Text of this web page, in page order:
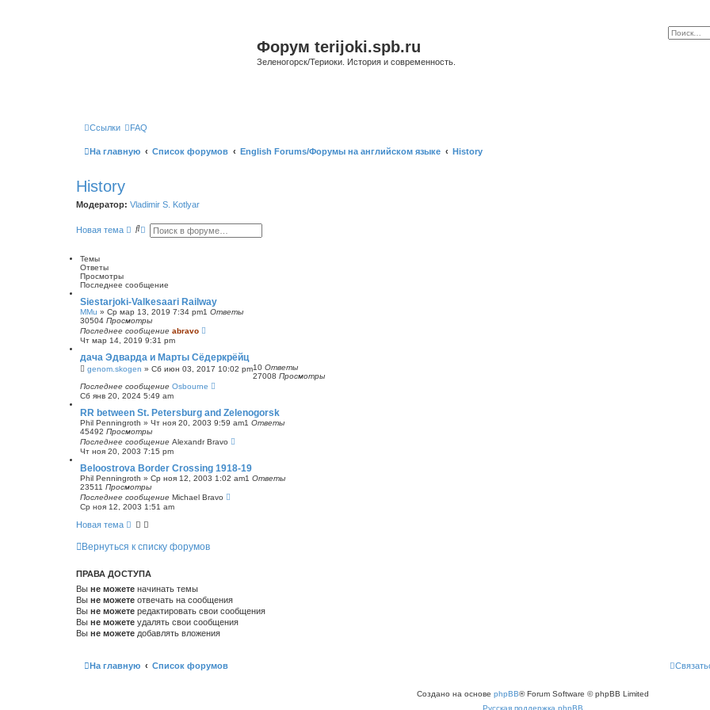
Форум terijoki.spb.ru
Зеленогорск/Териоки. История и современность.
Ссылки FAQ
На главную Список форумов English Forums/Форумы на английском языке History
History
Модератор: Vladimir S. Kotlyar
Новая тема
П Р
е
н
ы
й
п
о
с
к
Темы
Ответы
Просмотры
Последнее сообщение
Siestarjoki-Valkesaari Railway
MMu » Ср мар 13, 2019 7:34 pm1 Ответы
30504 Просмотры
Последнее сообщение abravo
Чт мар 14, 2019 9:31 pm
дача Эдварда и Марты Сёдеркрёйц
genom.skogen » Сб июн 03, 2017 10:02 pm10 Ответы
27008 Просмотры
Последнее сообщение Osbourne
Сб янв 20, 2024 5:49 am
RR between St. Petersburg and Zelenogorsk
Phil Penningroth » Чт ноя 20, 2003 9:59 am1 Ответы
45492 Просмотры
Последнее сообщение Alexandr Bravo
Чт ноя 20, 2003 7:15 pm
Beloostrova Border Crossing 1918-19
Phil Penningroth » Ср ноя 12, 2003 1:02 am1 Ответы
23511 Просмотры
Последнее сообщение Michael Bravo
Ср ноя 12, 2003 1:51 am
Новая тема
Вернуться к списку форумов
ПРАВА ДОСТУПА
Вы не можете начинать темы
Вы не можете отвечать на сообщения
Вы не можете редактировать свои сообщения
Вы не можете удалять свои сообщения
Вы не можете добавлять вложения
На главную Список форумов
Создано на основе phpBB® Forum Software © phpBB Limited
Русская поддержка phpBB